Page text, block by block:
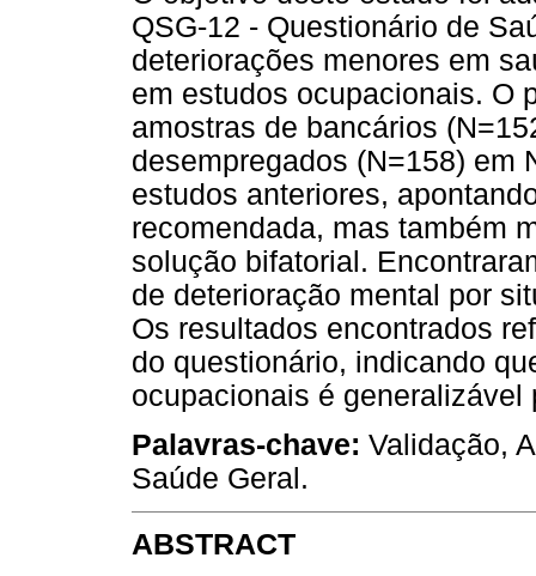
QSG-12 - Questionário de
deteriorações menores em
em estudos ocupacionais. O
amostras de bancários
desempregados (N=158) em
estudos anteriores,
recomendada, mas também
solução bifatorial.
de deterioração mental por
Os resultados encontrados
do questionário, indicando
ocupacionais é generalizável
Palavras-chave: Validação,
Saúde Geral.
ABSTRACT